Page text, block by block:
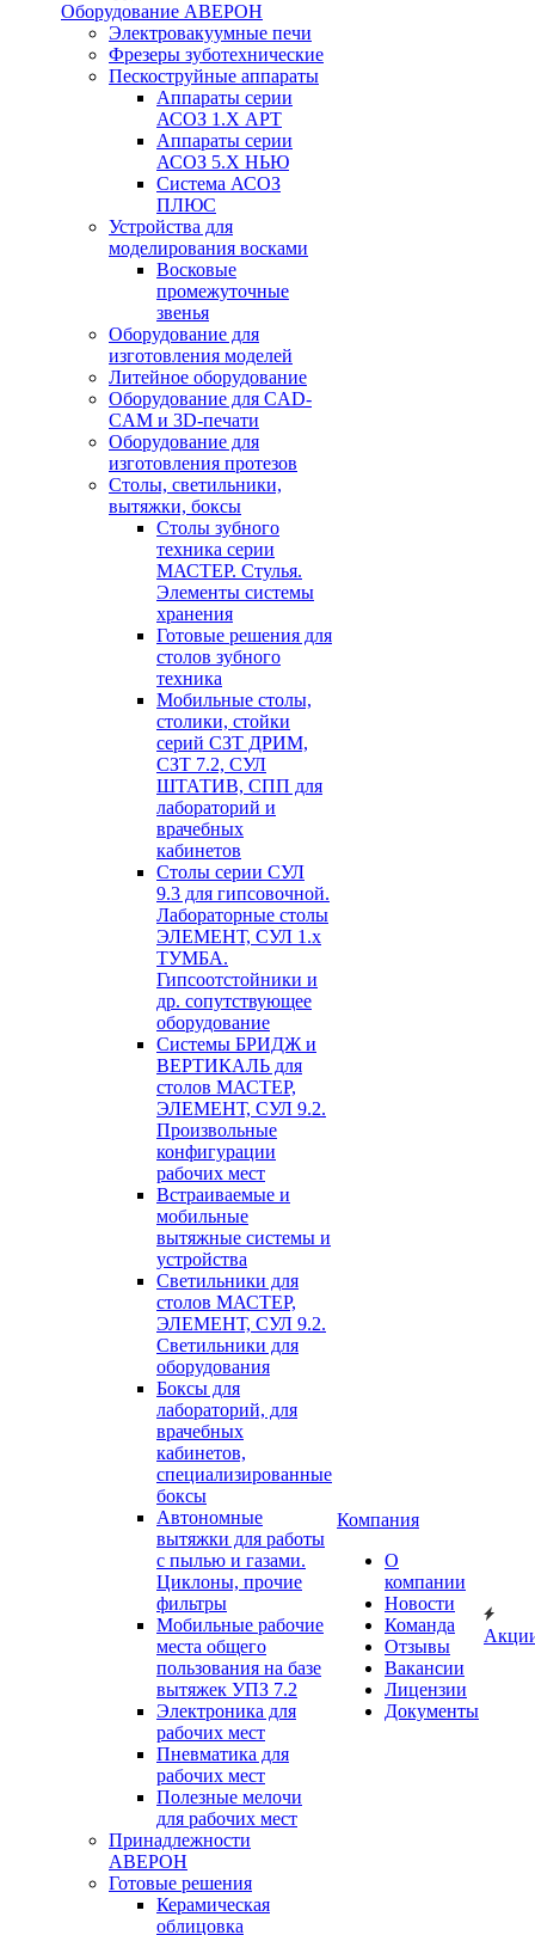
Оборудование АВЕРОН
Электровакуумные печи
Фрезеры зуботехнические
Пескоструйные аппараты
Аппараты серии
АСОЗ 1.Х АРТ
Аппараты серии
АСОЗ 5.Х НЬЮ
Система АСОЗ
ПЛЮС
Устройства для
моделирования восками
Восковые
промежуточные
звенья
Оборудование для
изготовления моделей
Литейное оборудование
Оборудование для CAD-
CAM и 3D-печати
Оборудование для
изготовления протезов
Cтолы, светильники,
вытяжки, боксы
Столы зубного
техника серии
МАСТЕР. Стулья.
Элементы системы
хранения
Готовые решения для
столов зубного
техника
Мобильные столы,
столики, стойки
серий СЗТ ДРИМ,
СЗТ 7.2, СУЛ
ШТАТИВ, СПП для
лабораторий и
врачебных
кабинетов
Столы серии СУЛ
9.3 для гипсовочной.
Лабораторные столы
ЭЛЕМЕНТ, СУЛ 1.х
ТУМБА.
Гипсоотстойники и
др. сопутствующее
оборудование
Системы БРИДЖ и
ВЕРТИКАЛЬ для
столов МАСТЕР,
ЭЛЕМЕНТ, СУЛ 9.2.
Произвольные
конфигурации
рабочих мест
Встраиваемые и
мобильные
вытяжные системы и
устройства
Светильники для
столов МАСТЕР,
ЭЛЕМЕНТ, СУЛ 9.2.
Светильники для
оборудования
Боксы для
лабораторий, для
врачебных
кабинетов,
специализированные
боксы
Автономные
вытяжки для работы
с пылью и газами.
Циклоны, прочие
фильтры
Мобильные рабочие
места общего
пользования на базе
вытяжек УПЗ 7.2
Электроника для
рабочих мест
Пневматика для
рабочих мест
Полезные мелочи
для рабочих мест
Принадлежности
АВЕРОН
Готовые решения
Керамическая
облицовка
Компания
О
компании
Новости
Команда
Отзывы
Вакансии
Лицензии
Документы